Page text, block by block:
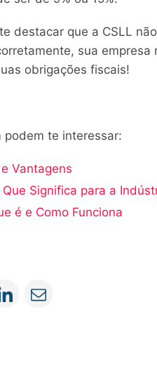
destacar que a CSLL
sua
obrigações fiscais!
podem te interessar:
Vantagens
Significa para a
é e Como Funciona